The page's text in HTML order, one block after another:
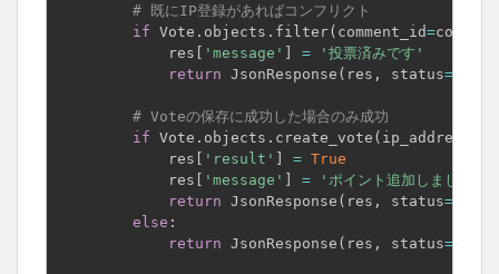
# 既にIP登録があればコンフリクト
if Vote . objects . filter( comment_id=
            res
'message' =
'投票済みです'
return JsonResponse ( res , status=
# Voteの保存に成功した場合のみ成功
if Vote . objects . create_vote ( ip_address
            res
'result' = True
            res
'message' =
'ポイント追加しました'
return JsonResponse ( res , status=
else :
return JsonResponse ( res , status=